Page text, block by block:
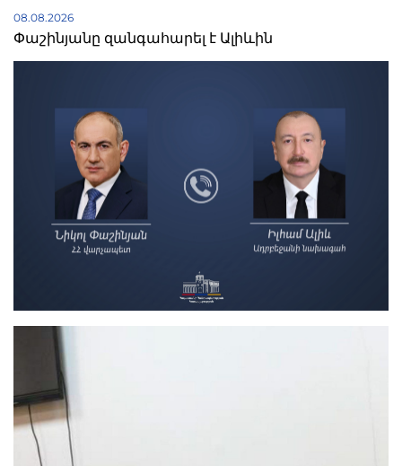
08.08.2026
Փաշինյանը զանգահարել է Ալիևին